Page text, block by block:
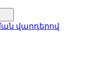
վարդերով